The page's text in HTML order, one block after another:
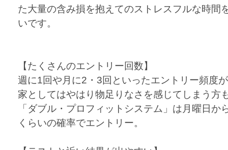
た大量の含み損を抱えてのストレスフルな時間
いです。
【たくさんのエントリー回数】
週に1回や月に2・3回といったエントリー頻度
家としてはやはり物足りなさを感じてしまう方
「ダブル・プロフィットシステム」は月曜日か
くらいの確率でエントリー。